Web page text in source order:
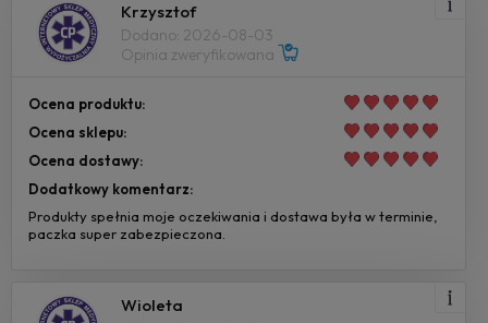
Krzysztof
Dodano: 2026-08-03
Opinia zweryfikowana
Ocena produktu:
Ocena sklepu:
Ocena dostawy:
Dodatkowy komentarz:
Produkty spełnia moje oczekiwania i dostawa była w terminie,
paczka super zabezpieczona.
Wioleta